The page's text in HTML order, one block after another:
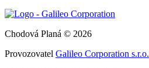
Chodová Planá © 2026
Provozovatel Galileo Corporation s.r.o.